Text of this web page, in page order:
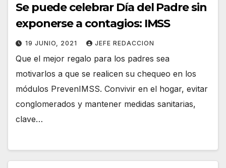
Se puede celebrar Día del Padre sin
exponerse a contagios: IMSS
19 JUNIO, 2021 JEFE REDACCION
Que el mejor regalo para los padres sea
motivarlos a que se realicen su chequeo en los
módulos PrevenIMSS. Convivir en el hogar, evitar
conglomerados y mantener medidas sanitarias,
clave…